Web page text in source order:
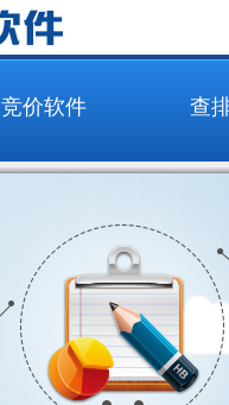
竞价软件 查